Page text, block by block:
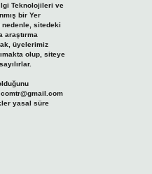
Teknolojileri ve
bir Yer
nedenle, sitedeki
araştırma
üyelerimiz
olup, siteye
yasal süre